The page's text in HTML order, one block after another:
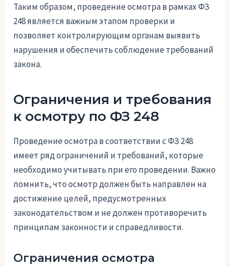
Таким образом, проведение осмотра в рамках ФЗ
248 является важным этапом проверки и
позволяет контролирующим органам выявить
нарушения и обеспечить соблюдение требований
закона.
Ограничения и требования
к осмотру по ФЗ 248
Проведение осмотра в соответствии с ФЗ 248
имеет ряд ограничений и требований, которые
необходимо учитывать при его проведении. Важно
помнить, что осмотр должен быть направлен на
достижение целей, предусмотренных
законодательством и не должен противоречить
принципам законности и справедливости.
Ограничения осмотра